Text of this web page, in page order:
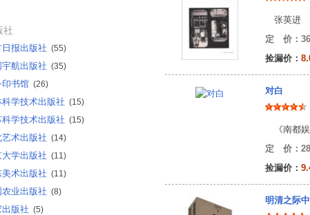
社
日报出版社 (55)
宇航出版社 (35)
印书馆 (26)
科学技术出版社 (15)
科学技术出版社 (15)
艺术出版社 (14)
大学出版社 (11)
美术出版社 (11)
农业出版社 (8)
版社 (5)
张英进
定 价：
捡漏价：
对白
《南都
定 价：
捡漏价：
明清之际